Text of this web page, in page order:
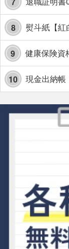
8 熨斗紙【紅
9
10 現金出納帳